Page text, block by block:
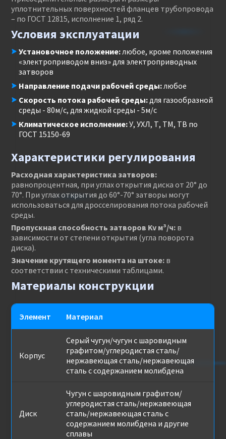
уплотнительных поверхностей фланцев трубопровода
– по ГОСТ 12815, исполнение 1, ряд 2.
Условия эксплуатации
Установочное положение:любое, кроме положения
«электроприводом вниз» для электроприводных
затворов
Направление подачи рабочей среды:любое
Скорость потока рабочей среды:для газообразной
среды - 80м/с, для жидкой среды - 5м/с
Климатическое исполнение:У, УХЛ, Т, ТМ, ТВ по
ГОСТ 15150-69
Характеристики регулирования
Расходная характеристика затворов:
равнопроцентная, при углах открытия диска от 20° до
70°. При углах открытия до 60°-70° затворы могут
использоваться для дросселирования потока рабочей
среды.
Пропускная способность затворов Kv м³/ч: в
зависимости от степени открытия (угла поворота
диска).
Значение крутящего момента на штоке: в
соответствии с техническими таблицами.
Материалы конструкции
Элемент Материал
Корпус
Серый чугун/чугун с шаровидным
графитом/углеродистая сталь/
нержавеющая сталь/нержавеющая
сталь с содержанием молибдена
Диск
Чугун с шаровидным графитом/
углеродистая сталь/нержавеющая
сталь/нержавеющая сталь с
содержанием молибдена и другие
сплавы